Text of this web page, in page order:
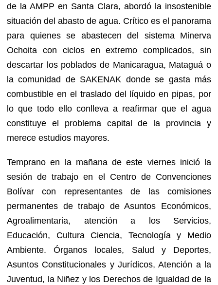
de la AMPP en Santa Clara, abordó la insostenible
situación del abasto de agua. Crítico es el panorama
para quienes se abastecen del sistema Minerva
Ochoita con ciclos en extremo complicados, sin
descartar los poblados de Manicaragua, Mataguá o
la comunidad de SAKENAK donde se gasta más
combustible en el traslado del líquido en pipas, por
lo que todo ello conlleva a reafirmar que el agua
constituye el problema capital de la provincia y
merece estudios mayores.
Temprano en la mañana de este viernes inició la
sesión de trabajo en el Centro de Convenciones
Bolívar con representantes de las comisiones
permanentes de trabajo de Asuntos Económicos,
Agroalimentaria, atención a los Servicios,
Educación, Cultura Ciencia, Tecnología y Medio
Ambiente. Órganos locales, Salud y Deportes,
Asuntos Constitucionales y Jurídicos, Atención a la
Juventud, la Niñez y los Derechos de Igualdad de la